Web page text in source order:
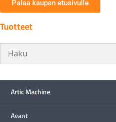
Palaa kaupan etusivulle
Tuotteet
Artic Machine
Avant